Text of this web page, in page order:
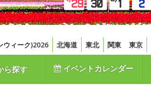
ウィーク)2026 北海道 東北 関東 東京
ら探す イベントカレンダー